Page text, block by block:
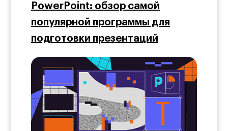
PowerPoint: обзор самой
популярной программы для
подготовки презентаций